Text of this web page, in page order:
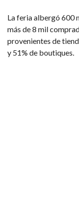
La feria albergó 600
más de 8 mil
provenientes de
y 51% de boutiques.